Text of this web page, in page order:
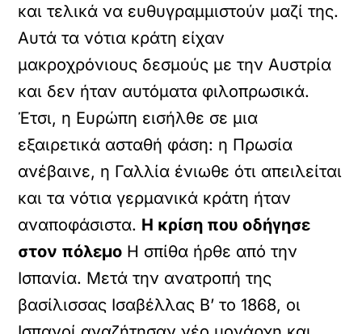
και τελικά να ευθυγραμμιστούν μαζί της.
Αυτά τα νότια κράτη είχαν
μακροχρόνιους δεσμούς με την Αυστρία
και δεν ήταν αυτόματα φιλοπρωσικά.
Έτσι, η Ευρώπη εισήλθε σε μια
εξαιρετικά ασταθή φάση: η Πρωσία
ανέβαινε, η Γαλλία ένιωθε ότι απειλείται
και τα νότια γερμανικά κράτη ήταν
αναποφάσιστα. Η κρίση που οδήγησε
στον πόλεμο Η σπίθα ήρθε από την
Ισπανία. Μετά την ανατροπή της
βασίλισσας Ισαβέλλας Β’ το 1868, οι